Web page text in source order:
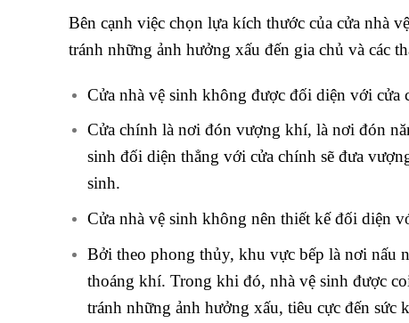
Bên cạnh việc chọn lựa kích thước của cửa nhà
tránh những ảnh hưởng xấu đến gia chủ và các
Cửa nhà vệ sinh không được đối diện với cửa
Cửa chính là nơi đón vượng khí, là nơi đón
sinh đối diện thẳng với cửa chính sẽ đưa
sinh.
Cửa nhà vệ sinh không nên thiết kế đối diện
Bởi theo phong thủy, khu vực bếp là nơi nấu
thoáng khí. Trong khi đó, nhà vệ sinh được
tránh những ảnh hưởng xấu, tiêu cực đến sức